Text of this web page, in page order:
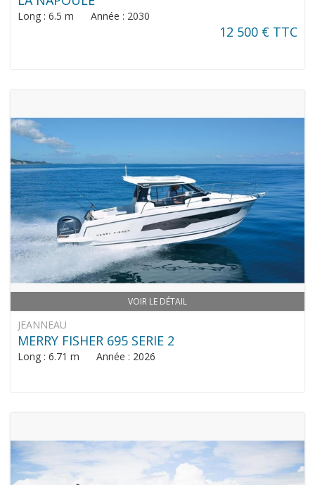
Long : 6.5 m Année : 2030
12 500 € TTC
VOIR LE DÉTAIL
JEANNEAU
MERRY FISHER 695 SERIE 2
Long : 6.71 m Année : 2026